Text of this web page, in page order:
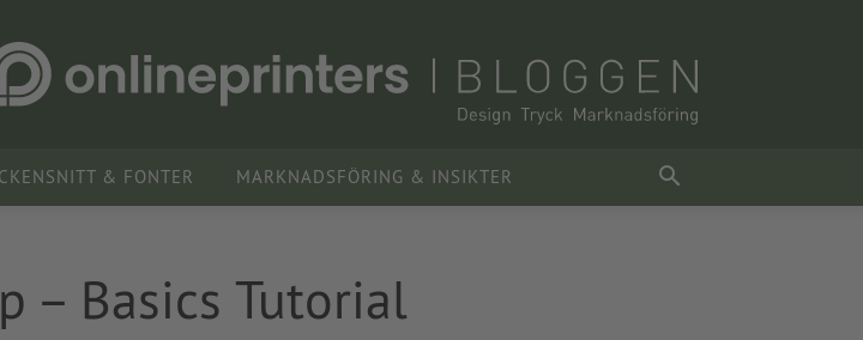
& FONTER MARKNADSFÖRING & INSIKTER
– Basics Tutorial